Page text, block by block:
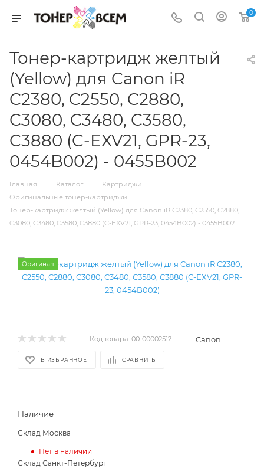
0
Тонер-картридж желтый
(Yellow) для Canon iR
C2380, C2550, C2880,
C3080, C3480, C3580,
C3880 (C-EXV21, GPR-23,
0454B002) - 0455B002
Главная — Каталог — Картриджи —
Оригинальные тонер-картриджи —
Тонер-картридж желтый (Yellow) для Canon iR C2380, C2550, C2880,
C3080, C3480, C3580, C3880 (C-EXV21, GPR-23, 0454B002) - 0455B002
Оригинал
Код товара: 00-00002512 Canon
В ИЗБРАННОЕ СРАВНИТЬ
Наличие
Склад Москва
Нет в наличии
Склад Санкт-Петербург